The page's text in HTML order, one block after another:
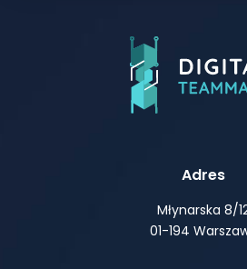
Adres
Młynarska 8/
01-194